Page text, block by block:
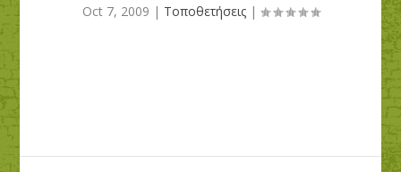
Oct 7, 2009 | Τοποθετήσεις|